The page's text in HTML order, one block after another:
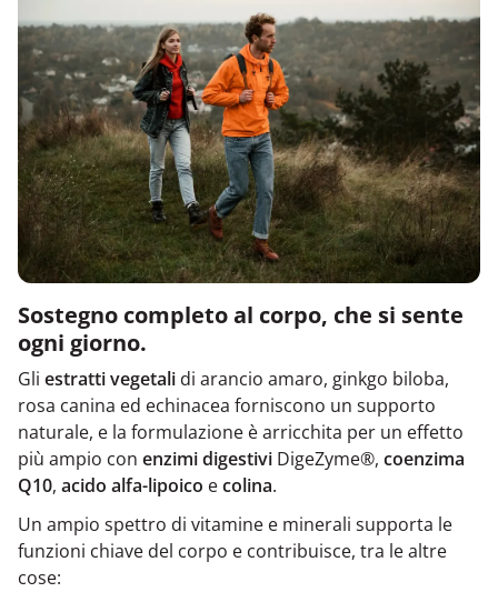
Sostegno completo al corpo, che si sente
ogni giorno.
Gli estrattivegetali di arancio amaro, ginkgo biloba,
rosa canina ed echinacea forniscono un supporto
naturale, e la formulazione è arricchita per un effetto
più ampio con enzimi digestivi DigeZyme®, coenzima
Q10, acido alfa-lipoico ecolina.
Un ampio spettro di vitamine e minerali supporta le
funzioni chiave del corpo e contribuisce, tra le altre
cose: